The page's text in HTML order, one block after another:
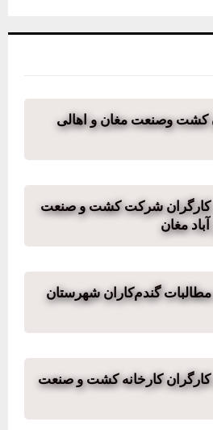
کشت وصنعت مغان و اهالی
کارگران شرکت کشت و صنعت
مغان
گندم‌کاران شهرستان
کارخانه کشت و صنعت